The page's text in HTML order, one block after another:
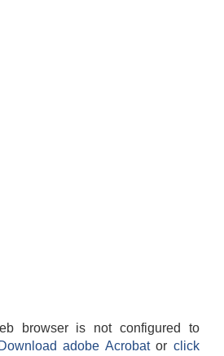
browser is not configured to
Download adobe Acrobatorclick